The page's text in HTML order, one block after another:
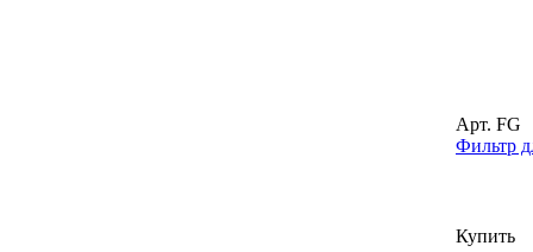
Арт. FG
Фильтр
Купить